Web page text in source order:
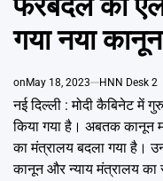
गया नया
on May 18, 2023 HNN Desk 2
नई दिल्ली : मोदी कैबिनेट में
किया गया है। अबतक कानून
का मंत्रालय बदला गया है।
कानून और न्याय मंत्रालय का